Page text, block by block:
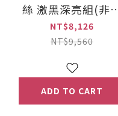
絲 激黑深亮組(非
劑，非藥物 賦黑灰
原價9,560元
NT$8,126
NT$9,560
ADD TO CART